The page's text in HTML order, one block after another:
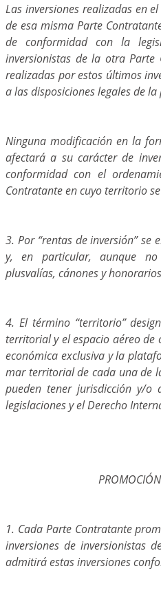
Las inversiones realizadas en
de esa misma Parte
de conformidad con la
inversionistas de la otra Parte
realizadas por estos últimos
a las disposiciones legales de
Ninguna modificación en la
afectará a su carácter de
conformidad con el
Contratante en cuyo territorio
3. Por “rentas de inversión”
y, en particular, aunque no
plusvalías, cánones y
4. El término “territorio”
territorial y el espacio aéreo de
económica exclusiva y la
mar territorial de cada una de
pueden tener jurisdicción y/o
legislaciones y el Derecho
1. Cada Parte Contratante
inversiones de inversionistas
admitirá estas inversiones